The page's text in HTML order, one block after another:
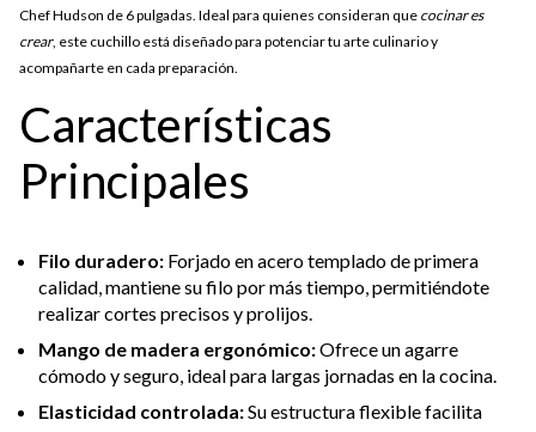
Chef Hudson de 6 pulgadas. Ideal para quienes consideran que cocinar es
crear, este cuchillo está diseñado para potenciar tu arte culinario y
acompañarte en cada preparación.
Características
Principales
Filo duradero: Forjado en acero templado de primera
calidad, mantiene su filo por más tiempo, permitiéndote
realizar cortes precisos y prolijos.
Mango de madera ergonómico:Ofrece un agarre
cómodo y seguro, ideal para largas jornadas en la cocina.
Elasticidad controlada:Su estructura flexible facilita